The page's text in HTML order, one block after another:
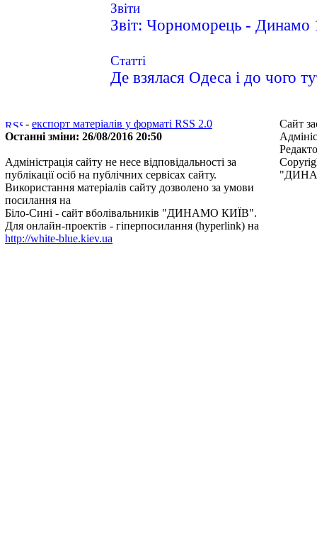
Звіти
Звіт: Чорноморець -
Статті
Де взялася Одеса і до чого
- експорт матеріалів у форматі RSS 2.0
Останні зміни: 26/08/2016 20:50
Адміністрація сайту не несе відповідальності за
публікації осіб на публічних сервісах сайту.
Використання матеріалів сайту дозволено за умови
посилання на
Біло-Сині - сайт вболівальників "ДИНАМО КИЇВ".
Для онлайн-проектів - гіперпосилання (hyperlink) на
http://white-blue.kiev.ua
Сайт